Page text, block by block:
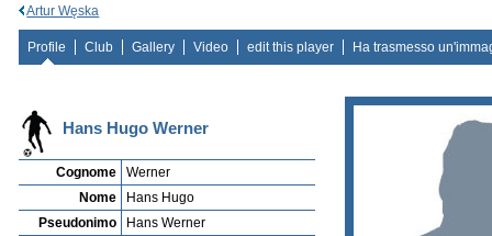
Artur Węska
Profile Club Gallery Video edit this player Ha trasmesso
Hans Hugo Werner
Cognome
Werner
Nome
Hans Hugo
Pseudonimo
Hans Werner